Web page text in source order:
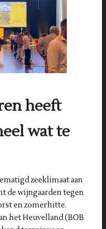
heeft
wat te
zeeklimaat aan
de wijngaarden tegen
en zomerhitte.
het Heuvelland (BOB